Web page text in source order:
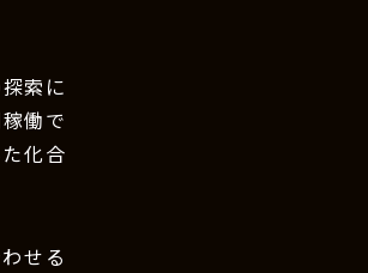
索に
働で
化合
せる